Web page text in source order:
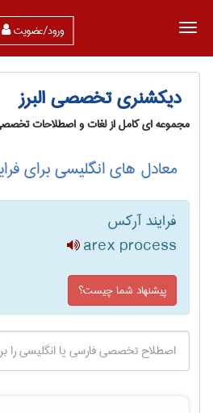
ورود/عضویت
دیکشنری تخصصی البرز
مجموعه ای کامل از لغات و اصطلاحات
معادل های انگلیسی برای
فرایند آرکس
arex process
پیشنهاد شما چیست؟